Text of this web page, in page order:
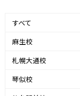
すべて
麻生校
札幌大通校
琴似校